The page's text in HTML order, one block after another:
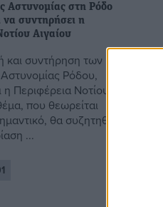
Αστυνομίας στη Ρόδο
να συντηρήσει η
Αιγαίου
και συντήρηση των
Ρόδου,
Περιφέρεια Νοτίου
που θεωρείται
θα συζητηθεί
...